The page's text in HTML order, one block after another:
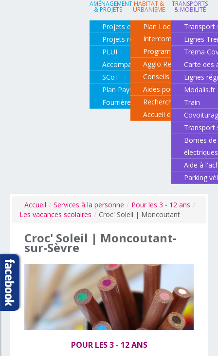
AMÉNAGEMENT
& PROJETS
Projets en cours
Projets réalisés
PLUI
Accompagnement de projets
SCoT
Plan Paysage
Fourrière animale
HABITAT &
URBANISME
Plan Local d'Urbanisme
Intercommunal
Programme local de
Agglo Renov
Conseils pour rénover
Aides pour rénover
Recherche d'un
Accueil des gens du
TRANSPORTS
& MOBILITÉ
Transport
Lignes
Trema
Carte des
Lignes
Modalis.fr
Train
Transport
Bornes
électriques
Aide à
Parking
Accueil / Services à la personne / Pour les 3 - 12 ans /
Les vacances scolaires / Croc' Soleil | Moncoutant
Croc' Soleil | Moncoutant-
sur-Sèvre
POUR LES 3 - 12 ANS